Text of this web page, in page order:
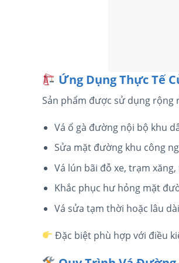
Ứng Dụng Thực Tế
Sản phẩm được sử dụng rộng
Vá ổ gà đường nội bộ khu
Sửa mặt đường khu công
Vá lún bãi đỗ xe, trạm
Khắc phục hư hỏng mặt
Vá sửa tạm thời hoặc lâu
Đặc biệt phù hợp với điều